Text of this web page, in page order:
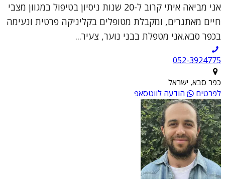
אני מביאה איתי קרוב ל-20 שנות ניסיון בטיפול במגוון מצבי
חיים מאתגרים, ומקבלת מטופלים בקליניקה פרטית ונעימה
בכפר סבא.אני מטפלת בבני נוער, צעיר...
052-3924775
כפר סבא, ישראל
לפרטים
הודעה לווטסאפ